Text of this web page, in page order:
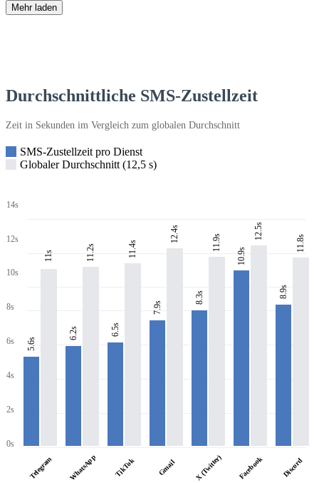
Mehr laden
Durchschnittliche SMS-Zustellzeit
Zeit in Sekunden im Vergleich zum globalen Durchschnitt
SMS-Zustellzeit pro Dienst
Globaler Durchschnitt (12,5 s)
14s
12s
10s
8s
6s
4s
2s
0s
5.6s
11s
Telegram
6.2s
11.2s
WhatsApp
6.5s
11.4s
TikTok
7.9s
12.4s
Gmail
8.3s
11.9s
X (Twitter)
10.9s
12.5s
Facebook
8.9s
11.8s
Discord